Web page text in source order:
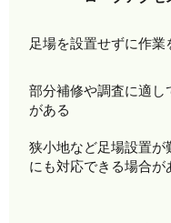
足場を設置せずに作業
部分補修や調査に適し
がある
狭小地など足場設置が
にも対応できる場合が